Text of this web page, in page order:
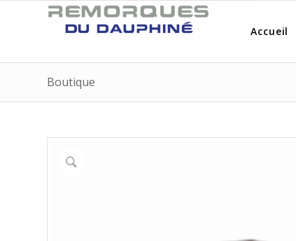
Accueil
Boutique